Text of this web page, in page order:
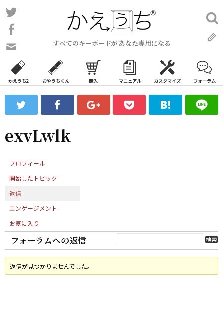
コ
ン
ン
ツ
ス
ッ
すべてのキーボードが あなた専用になる
い
合
わ
フ
ォ
ム
検
索:
かえうち2 おやうちくん 購入 マニュアル カスタマイズ フォーラム
exvLwlk
プロフィール
開始したトピック
返信
エンゲージメント
お気に入り
フォーラムへの返信
返信が見つかりませんでした。